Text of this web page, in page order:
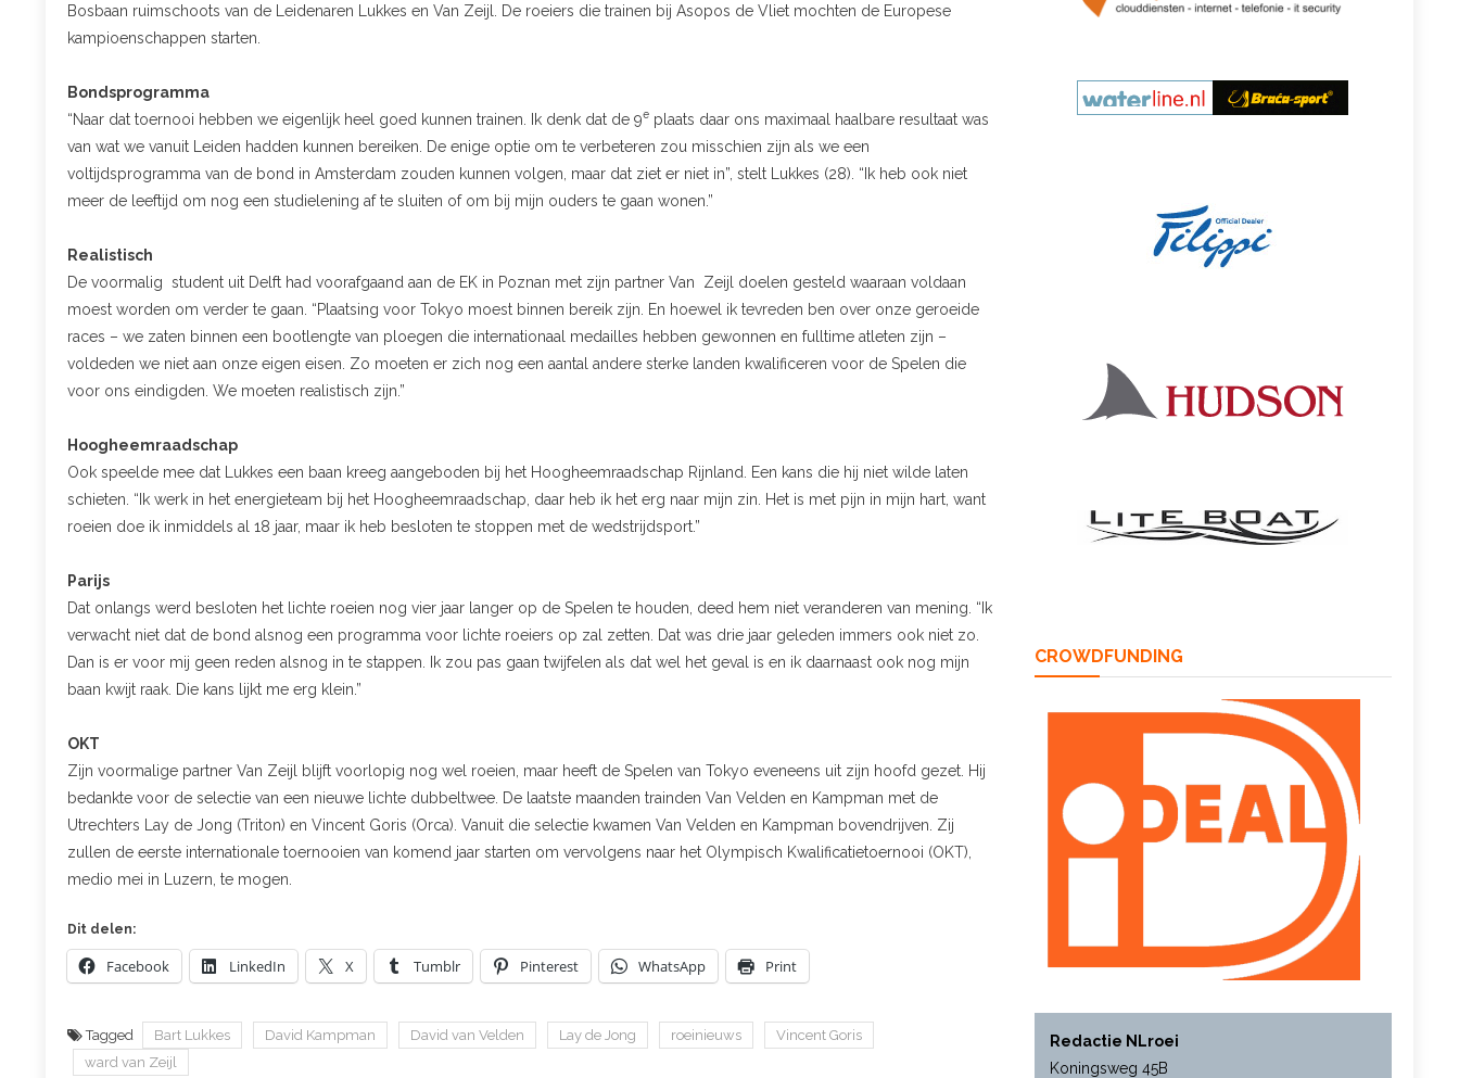
Bosbaan ruimschoots van de Leidenaren Lukkes en Van Zeijl. De roeiers die trainen bij Asopos de Vliet mochten de Europese
kampioenschappen starten.
Bondsprogramma
“Naar dat toernooi hebben we eigenlijk heel goed kunnen trainen. Ik denk dat de 9e plaats daar ons maximaal haalbare resultaat was
van wat we vanuit Leiden hadden kunnen bereiken. De enige optie om te verbeteren zou misschien zijn als we een
voltijdsprogramma van de bond in Amsterdam zouden kunnen volgen, maar dat ziet er niet in”, stelt Lukkes (28). “Ik heb ook niet
meer de leeftijd om nog een studielening af te sluiten of om bij mijn ouders te gaan wonen.”
Realistisch
De voormalig student uit Delft had voorafgaand aan de EK in Poznan met zijn partner Van Zeijl doelen gesteld waaraan voldaan
moest worden om verder te gaan. “Plaatsing voor Tokyo moest binnen bereik zijn. En hoewel ik tevreden ben over onze geroeide
races – we zaten binnen een bootlengte van ploegen die internationaal medailles hebben gewonnen en fulltime atleten zijn –
voldeden we niet aan onze eigen eisen. Zo moeten er zich nog een aantal andere sterke landen kwalificeren voor de Spelen die
voor ons eindigden. We moeten realistisch zijn.”
Hoogheemraadschap
Ook speelde mee dat Lukkes een baan kreeg aangeboden bij het Hoogheemraadschap Rijnland. Een kans die hij niet wilde laten
schieten. “Ik werk in het energieteam bij het Hoogheemraadschap, daar heb ik het erg naar mijn zin. Het is met pijn in mijn hart, want
roeien doe ik inmiddels al 18 jaar, maar ik heb besloten te stoppen met de wedstrijdsport.”
Parijs
Dat onlangs werd besloten het lichte roeien nog vier jaar langer op de Spelen te houden, deed hem niet veranderen van mening. “Ik
verwacht niet dat de bond alsnog een programma voor lichte roeiers op zal zetten. Dat was drie jaar geleden immers ook niet zo.
Dan is er voor mij geen reden alsnog in te stappen. Ik zou pas gaan twijfelen als dat wel het geval is en ik daarnaast ook nog mijn
baan kwijt raak. Die kans lijkt me erg klein.”
OKT
Zijn voormalige partner Van Zeijl blijft voorlopig nog wel roeien, maar heeft de Spelen van Tokyo eveneens uit zijn hoofd gezet. Hij
bedankte voor de selectie van een nieuwe lichte dubbeltwee. De laatste maanden trainden Van Velden en Kampman met de
Utrechters Lay de Jong (Triton) en Vincent Goris (Orca). Vanuit die selectie kwamen Van Velden en Kampman bovendrijven. Zij
zullen de eerste internationale toernooien van komend jaar starten om vervolgens naar het Olympisch Kwalificatietoernooi (OKT),
medio mei in Luzern, te mogen.
Dit delen:
Facebook LinkedIn X Tumblr Pinterest WhatsApp Print
Tagged Bart Lukkes David Kampman David van Velden Lay de Jong roeinieuws
Vincent Goris
ward van Zeijl
CROWDFUNDING
Redactie NLroei
Koningsweg 45B